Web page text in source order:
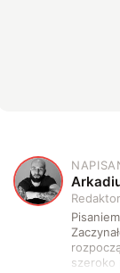
A
szeroko